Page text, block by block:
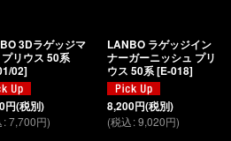
3Dラゲッジマ
プリウス 50系
02]
円(税別)
:7,700円)
LANBO ラゲッジイン
ナーガーニッシュ プリ
ウス 50系[E-018]
8,200円(税別)
(税込:9,020円)